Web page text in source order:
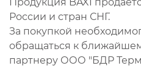
России и стран СНГ.
За покупкой
обращаться к
партнеру ООО "БДР